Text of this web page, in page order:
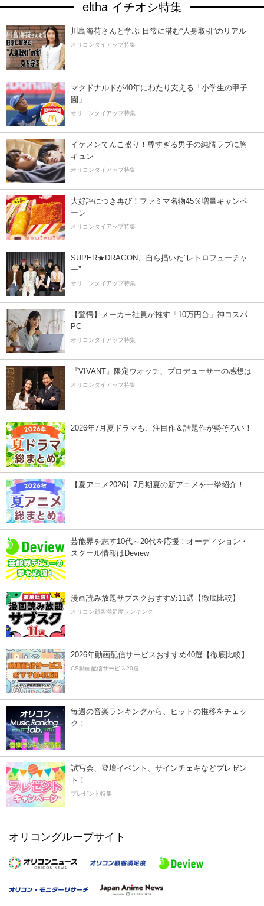
eltha イチオシ特集
川島海荷さんと学ぶ 日常に潜む“人身取引”のリアル
オリコンタイアップ特集
マクドナルドが40年にわたり支える「小学生の甲子
園」
オリコンタイアップ特集
イケメンてんこ盛り！尊すぎる男子の純情ラブに胸
キュン
オリコンタイアップ特集
大好評につき再び！ファミマ名物45％増量キャンペ
ーン
オリコンタイアップ特集
SUPER★DRAGON、自ら描いた”レトロフューチャ
ー”
オリコンタイアップ特集
【驚愕】メーカー社員が推す「10万円台」神コスパ
PC
オリコンタイアップ特集
『VIVANT』限定ウオッチ、プロデューサーの感想は
オリコンタイアップ特集
2026年7月夏ドラマも、注目作＆話題作が勢ぞろい！
【夏アニメ2026】7月期夏の新アニメを一挙紹介！
芸能界を志す10代～20代を応援！オーディション・
スクール情報はDeview
漫画読み放題サブスクおすすめ11選【徹底比較】
オリコン顧客満足度ランキング
2026年動画配信サービスおすすめ40選【徹底比較】
CS動画配信サービス20選
毎週の音楽ランキングから、ヒットの推移をチェッ
ク！
試写会、登壇イベント、サインチェキなどプレゼン
ト！
プレゼント特集
オリコングループサイト